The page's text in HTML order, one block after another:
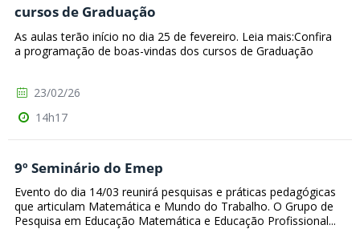
cursos de Graduação
As aulas terão início no dia 25 de fevereiro. Leia mais:Confira
a programação de boas-vindas dos cursos de Graduação
23/02/26
14h17
9º Seminário do Emep
Evento do dia 14/03 reunirá pesquisas e práticas pedagógicas
que articulam Matemática e Mundo do Trabalho. O Grupo de
Pesquisa em Educação Matemática e Educação Profissional...